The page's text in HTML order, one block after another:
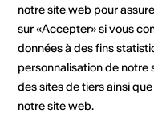
Organisateur
notre site web pour
sur «Accepter» si vous
données à des fins
personnalisation de
des sites de tiers ainsi
notre site web.